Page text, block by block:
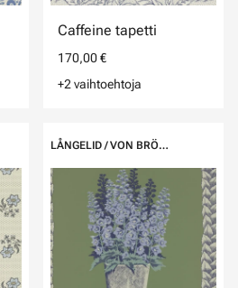
Caffeine tapetti
170,00 €
+2 vaihtoehtoja
LÅNGELID / VON BRÖMSSEN